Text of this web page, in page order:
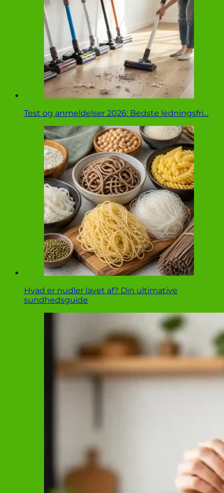
Test og anmeldelser 2026: Bedste ledningsfri…
Hvad er nudler lavet af? Din ultimative
sundhedsguide